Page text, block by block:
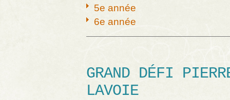
5e année
6e année
GRAND DÉFI
LAVOIE